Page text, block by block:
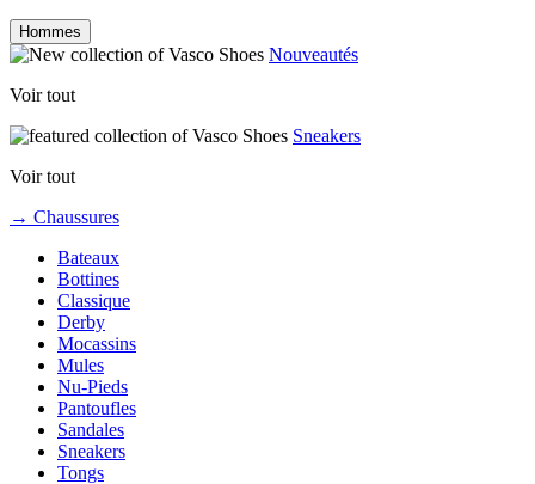
Hommes
Nouveautés
Voir tout
Sneakers
Voir tout
→ Chaussures
Bateaux
Bottines
Classique
Derby
Mocassins
Mules
Nu-Pieds
Pantoufles
Sandales
Sneakers
Tongs